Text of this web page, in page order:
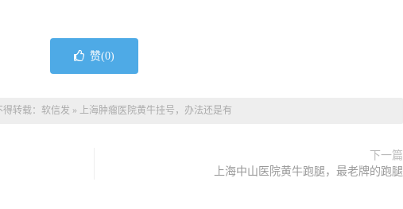
赞(0)
转载： 软信发 » 上海肿瘤医院黄牛挂号，办法还是有
下一篇
上海中山医院黄牛跑腿，最老牌的跑腿